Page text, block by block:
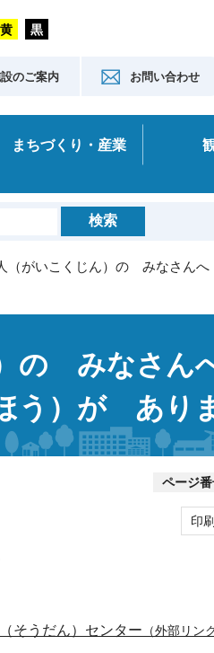
のご案内 お問い合わせ
まちづくり・産業
（がいこくじん）の みなさん
の みなさん
う）が あり
ページ
印刷
そうだん）センター （外部リン